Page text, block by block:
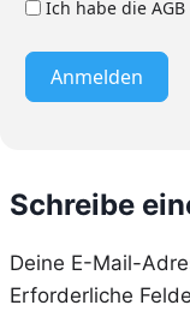
Ich habe die
Anmelden
Schreibe
Deine E-Mail-
Erforderliche